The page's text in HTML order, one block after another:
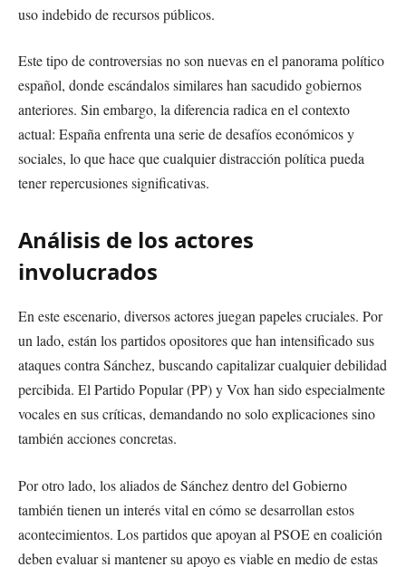
uso indebido de recursos públicos.
Este tipo de controversias no son nuevas en el panorama político
español, donde escándalos similares han sacudido gobiernos
anteriores. Sin embargo, la diferencia radica en el contexto
actual: España enfrenta una serie de desafíos económicos y
sociales, lo que hace que cualquier distracción política pueda
tener repercusiones significativas.
Análisis de los actores
involucrados
En este escenario, diversos actores juegan papeles cruciales. Por
un lado, están los partidos opositores que han intensificado sus
ataques contra Sánchez, buscando capitalizar cualquier debilidad
percibida. El Partido Popular (PP) y Vox han sido especialmente
vocales en sus críticas, demandando no solo explicaciones sino
también acciones concretas.
Por otro lado, los aliados de Sánchez dentro del Gobierno
también tienen un interés vital en cómo se desarrollan estos
acontecimientos. Los partidos que apoyan al PSOE en coalición
deben evaluar si mantener su apoyo es viable en medio de estas